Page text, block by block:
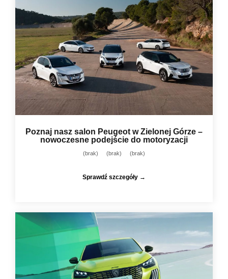
Poznaj nasz salon Peugeot w Zielonej Górze –
nowoczesne podejście do motoryzacji
(brak) (brak) (brak)
Sprawdź szczegóły →